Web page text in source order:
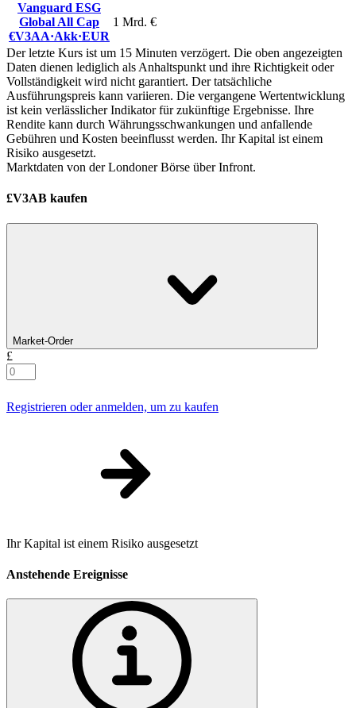
Vanguard ESG
Global All Cap
€V3AA·Akk·EUR
1 Mrd. €
Der letzte Kurs ist um 15 Minuten verzögert. Die oben angezeigten
Daten dienen lediglich als Anhaltspunkt und ihre Richtigkeit oder
Vollständigkeit wird nicht garantiert. Der tatsächliche
Ausführungspreis kann variieren. Die vergangene Wertentwicklung
ist kein verlässlicher Indikator für zukünftige Ergebnisse. Ihre
Rendite kann durch Währungsschwankungen und anfallende
Gebühren und Kosten beeinflusst werden. Ihr Kapital ist einem
Risiko ausgesetzt.
Marktdaten von der Londoner Börse über Infront.
£V3AB kaufen
Market-Order
£
Registrieren oder anmelden, um zu kaufen
Ihr Kapital ist einem Risiko ausgesetzt
Anstehende Ereignisse